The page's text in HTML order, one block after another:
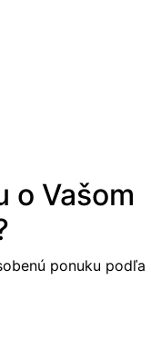
o Vašom
ponuku podľa